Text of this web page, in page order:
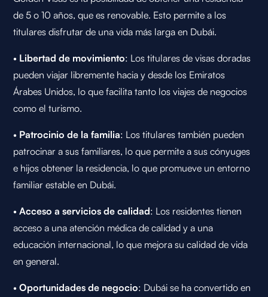
de 5 o 10 años, que es renovable. Esto permite a los
titulares disfrutar de una vida más larga en Dubái.
• Libertad de movimiento: Los titulares de visas doradas
pueden viajar libremente hacia y desde los Emiratos
Árabes Unidos, lo que facilita tanto los viajes de negocios
como el turismo.
• Patrocinio de la familia: Los titulares también pueden
patrocinar a sus familiares, lo que permite a sus cónyuges
e hijos obtener la residencia, lo que promueve un entorno
familiar estable en Dubái.
•Acceso a servicios de calidad: Los residentes tienen
acceso a una atención médica de calidad y a una
educación internacional, lo que mejora su calidad de vida
en general.
•Oportunidades de negocio: Dubái se ha convertido en